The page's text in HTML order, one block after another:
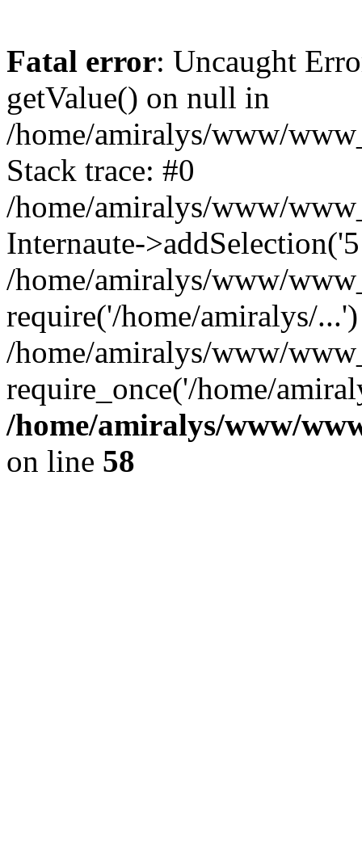
Fatal error: Uncaught
getValue() on null in
/home/amiralys/www/
Stack trace: #0
/home/amiralys/www/
Internaute-
/home/amiralys/www/
require('/home/amiralys/
/home/amiralys/www/
require_once('/home/
/home/amiralys/www/
on line 58